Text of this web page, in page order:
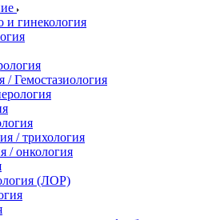
и гинекология
/ Гемостазиология
/ трихология
/ онкология
(ЛОР)